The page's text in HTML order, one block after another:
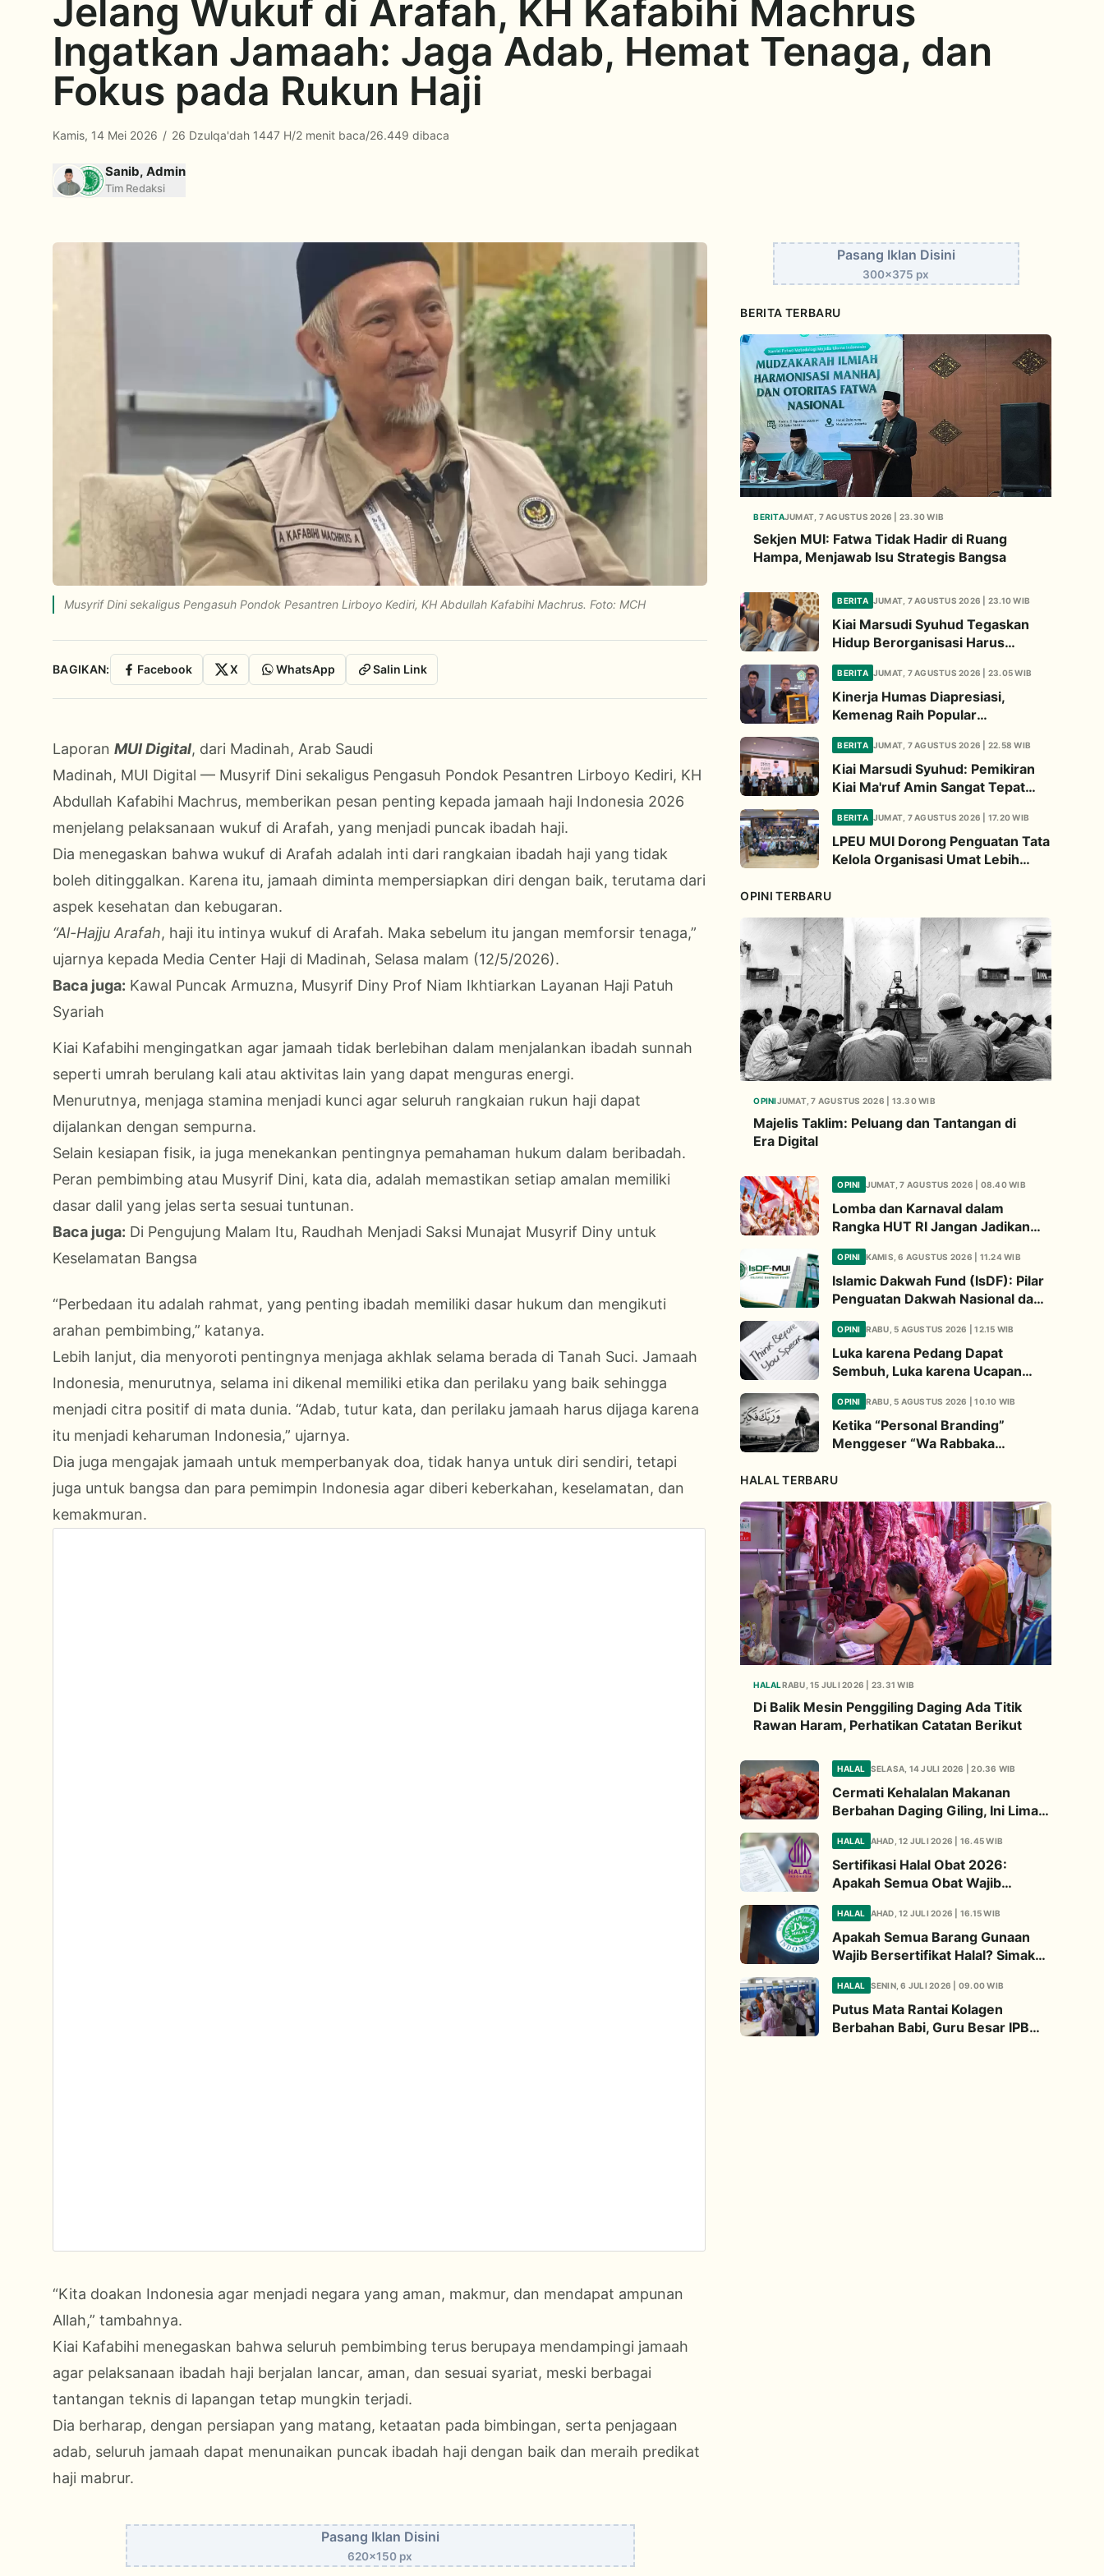
Jelang Wukuf di Arafah, KH Kafabihi Machrus
Ingatkan Jamaah: Jaga Adab, Hemat Tenaga, dan
Fokus pada Rukun Haji
Kamis, 14 Mei 2026 / 26 Dzulqa'dah 1447 H/2 menit baca/26.449 dibaca
Sanib, Admin
Tim Redaksi
Musyrif Dini sekaligus Pengasuh Pondok Pesantren Lirboyo Kediri, KH Abdullah Kafabihi Machrus. Foto: MCH
BAGIKAN: Facebook X WhatsApp Salin Link
Laporan MUI Digital, dari Madinah, Arab Saudi
Madinah, MUI Digital — Musyrif Dini sekaligus Pengasuh Pondok Pesantren Lirboyo Kediri, KH
Abdullah Kafabihi Machrus, memberikan pesan penting kepada jamaah haji Indonesia 2026
menjelang pelaksanaan wukuf di Arafah, yang menjadi puncak ibadah haji.
Dia menegaskan bahwa wukuf di Arafah adalah inti dari rangkaian ibadah haji yang tidak
boleh ditinggalkan. Karena itu, jamaah diminta mempersiapkan diri dengan baik, terutama dari
aspek kesehatan dan kebugaran.
“Al-Hajju Arafah, haji itu intinya wukuf di Arafah. Maka sebelum itu jangan memforsir tenaga,”
ujarnya kepada Media Center Haji di Madinah, Selasa malam (12/5/2026).
Baca juga: Kawal Puncak Armuzna, Musyrif Diny Prof Niam Ikhtiarkan Layanan Haji Patuh
Syariah
Kiai Kafabihi mengingatkan agar jamaah tidak berlebihan dalam menjalankan ibadah sunnah
seperti umrah berulang kali atau aktivitas lain yang dapat menguras energi.
Menurutnya, menjaga stamina menjadi kunci agar seluruh rangkaian rukun haji dapat
dijalankan dengan sempurna.
Selain kesiapan fisik, ia juga menekankan pentingnya pemahaman hukum dalam beribadah.
Peran pembimbing atau Musyrif Dini, kata dia, adalah memastikan setiap amalan memiliki
dasar dalil yang jelas serta sesuai tuntunan.
Baca juga: Di Pengujung Malam Itu, Raudhah Menjadi Saksi Munajat Musyrif Diny untuk
Keselamatan Bangsa
“Perbedaan itu adalah rahmat, yang penting ibadah memiliki dasar hukum dan mengikuti
arahan pembimbing,” katanya.
Lebih lanjut, dia menyoroti pentingnya menjaga akhlak selama berada di Tanah Suci. Jamaah
Indonesia, menurutnya, selama ini dikenal memiliki etika dan perilaku yang baik sehingga
menjadi citra positif di mata dunia. “Adab, tutur kata, dan perilaku jamaah harus dijaga karena
itu menjadi keharuman Indonesia,” ujarnya.
Dia juga mengajak jamaah untuk memperbanyak doa, tidak hanya untuk diri sendiri, tetapi
juga untuk bangsa dan para pemimpin Indonesia agar diberi keberkahan, keselamatan, dan
kemakmuran.
“Kita doakan Indonesia agar menjadi negara yang aman, makmur, dan mendapat ampunan
Allah,” tambahnya.
Kiai Kafabihi menegaskan bahwa seluruh pembimbing terus berupaya mendampingi jamaah
agar pelaksanaan ibadah haji berjalan lancar, aman, dan sesuai syariat, meski berbagai
tantangan teknis di lapangan tetap mungkin terjadi.
Dia berharap, dengan persiapan yang matang, ketaatan pada bimbingan, serta penjagaan
adab, seluruh jamaah dapat menunaikan puncak ibadah haji dengan baik dan meraih predikat
haji mabrur.
Pasang Iklan Disini
620x150 px
Pasang Iklan Disini
300x375 px
BERITA TERBARU
BERITAJUMAT, 7 AGUSTUS 2026 | 23.30 WIB
Sekjen MUI: Fatwa Tidak Hadir di Ruang
Hampa, Menjawab Isu Strategis Bangsa
BERITA JUMAT, 7 AGUSTUS 2026 | 23.10 WIB
Kiai Marsudi Syuhud Tegaskan
Hidup Berorganisasi Harus
Tinggalkan Legacy Amal Saleh
BERITA JUMAT, 7 AGUSTUS 2026 | 23.05 WIB
Kinerja Humas Diapresiasi,
Kemenag Raih Popular
Government Institutions Award
2026
BERITA JUMAT, 7 AGUSTUS 2026 | 22.58 WIB
Kiai Marsudi Syuhud: Pemikiran
Kiai Ma'ruf Amin Sangat Tepat
Untuk Perbarui NU
BERITA JUMAT, 7 AGUSTUS 2026 | 17.20 WIB
LPEU MUI Dorong Penguatan Tata
Kelola Organisasi Umat Lebih
OPINI TERBARU
OPINIJUMAT, 7 AGUSTUS 2026 | 13.30 WIB
Majelis Taklim: Peluang dan Tantangan di
Era Digital
OPINI JUMAT, 7 AGUSTUS 2026 | 08.40 WIB
Lomba dan Karnaval dalam
Rangka HUT RI Jangan Jadikan
Ajang Judi dan Kampanye LGBT
OPINI KAMIS, 6 AGUSTUS 2026 | 11.24 WIB
Islamic Dakwah Fund (IsDF): Pilar
Penguatan Dakwah Nasional dan
Jembatan Kepedulian Umat
Global
OPINI RABU, 5 AGUSTUS 2026 | 12.15 WIB
Luka karena Pedang Dapat
Sembuh, Luka karena Ucapan
Dapat Diwariskan
OPINI RABU, 5 AGUSTUS 2026 | 10.10 WIB
Ketika “Personal Branding”
Menggeser “Wa Rabbaka
HALAL TERBARU
HALALRABU, 15 JULI 2026 | 23.31 WIB
Di Balik Mesin Penggiling Daging Ada Titik
Rawan Haram, Perhatikan Catatan Berikut
HALAL SELASA, 14 JULI 2026 | 20.36 WIB
Cermati Kehalalan Makanan
Berbahan Daging Giling, Ini Lima
Diperhatikan
HALAL AHAD, 12 JULI 2026 | 16.45 WIB
Sertifikasi Halal Obat 2026:
Apakah Semua Obat Wajib
Penjelasannya
HALAL AHAD, 12 JULI 2026 | 16.15 WIB
Apakah Semua Barang Gunaan
Wajib Bersertifikat Halal? Simak
HALAL SENIN, 6 JULI 2026 | 09.00 WIB
Putus Mata Rantai Kolagen
Berbahan Babi, Guru Besar IPB